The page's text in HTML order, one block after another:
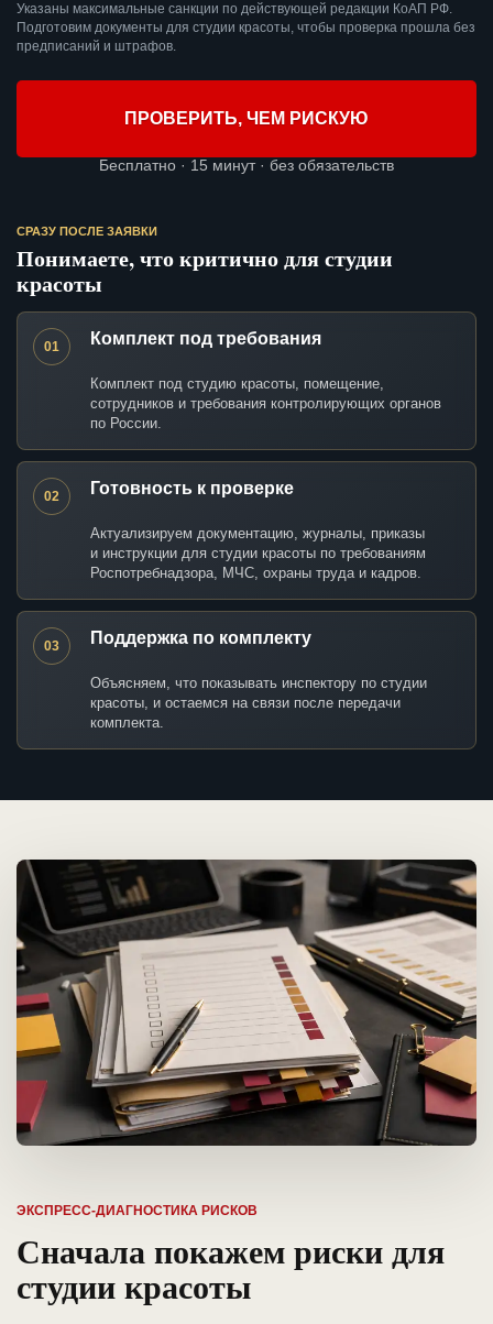
Указаны максимальные санкции по действующей редакции КоАП РФ.
Подготовим документы для студии красоты, чтобы проверка прошла без
предписаний и штрафов.
ПРОВЕРИТЬ, ЧЕМ РИСКУЮ
Бесплатно · 15 минут · без обязательств
СРАЗУ ПОСЛЕ ЗАЯВКИ
Понимаете, что критично для студии
красоты
01 Комплект под требования
Комплект под студию красоты, помещение,
сотрудников и требования контролирующих органов
по России.
02 Готовность к проверке
Актуализируем документацию, журналы, приказы
и инструкции для студии красоты по требованиям
Роспотребнадзора, МЧС, охраны труда и кадров.
03 Поддержка по комплекту
Объясняем, что показывать инспектору по студии
красоты, и остаемся на связи после передачи
комплекта.
ЭКСПРЕСС-ДИАГНОСТИКА РИСКОВ
Сначала покажем риски для
студии красоты